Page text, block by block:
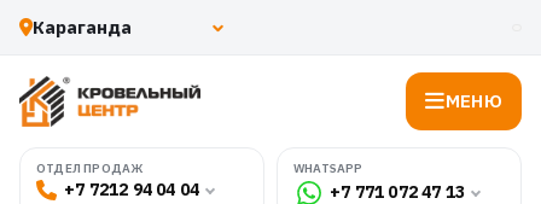
МЕНЮ
ОТДЕЛ ПРОДАЖ
+7 7212 94 04 04
WHATSAPP
+7 771 072 47 13